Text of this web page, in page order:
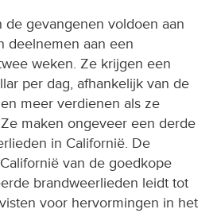
de gevangenen voldoen aan
deelnemen aan een
weken. Ze krijgen een
per dag, afhankelijk van de
meer verdienen als ze
maken ongeveer een derde
in Californië. De
van de goedkope
brandweerlieden leidt tot
voor hervormingen in het